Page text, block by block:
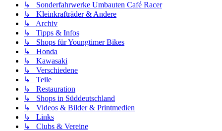
↳ Sonderfahrwerke Umbauten Café Racer
↳ Kleinkrafträder & Andere
↳ Archiv
↳ Tipps & Infos
↳ Shops für Youngtimer Bikes
↳ Honda
↳ Kawasaki
↳ Verschiedene
↳ Teile
↳ Restauration
↳ Shops in Süddeutschland
↳ Videos & Bilder & Printmedien
↳ Links
↳ Clubs & Vereine